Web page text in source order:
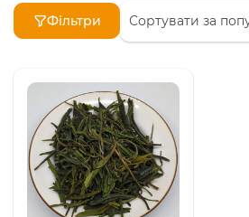
Фільтри